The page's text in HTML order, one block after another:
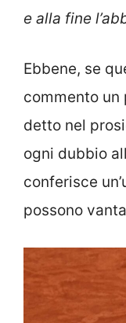
e alla fine
Ebbene, se
commento un
detto nel
ogni dubbio
conferisce
possono